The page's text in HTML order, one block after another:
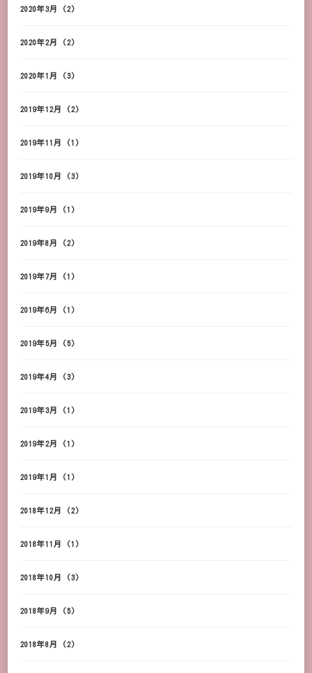
2020年3月 (2)
2020年2月 (2)
2020年1月 (3)
2019年12月 (2)
2019年11月 (1)
2019年10月 (3)
2019年9月 (1)
2019年8月 (2)
2019年7月 (1)
2019年6月 (1)
2019年5月 (5)
2019年4月 (3)
2019年3月 (1)
2019年2月 (1)
2019年1月 (1)
2018年12月 (2)
2018年11月 (1)
2018年10月 (3)
2018年9月 (5)
2018年8月 (2)